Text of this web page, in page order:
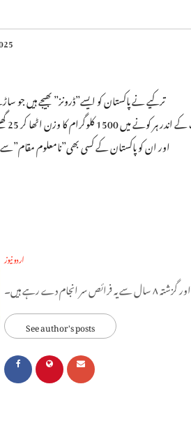
ترکیے نے پاکستان کو ایسے”ڈرونز” بھیجے ہیں جو ساڑھے 7 ہزار کلومیٹر کی
کلوگرام کا وزن اٹھا کر 25 گھنٹے تک لگاتار پرواز کر سکتے ہیں۔
اور ان کو پاکستان کے کسی بھی”نامعلوم مقام”سے
اردو نیوز
دے رہے ہیں۔
See author's posts